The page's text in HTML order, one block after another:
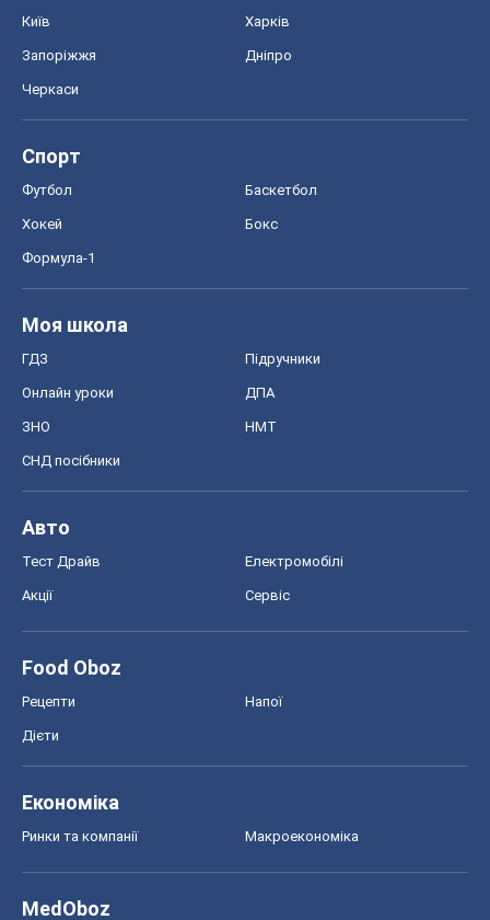
Київ Харків
Запоріжжя Дніпро
Черкаси
Спорт
Футбол Баскетбол
Хокей Бокс
Формула-1
Моя школа
ГДЗ Підручники
Онлайн уроки ДПА
ЗНО НМТ
СНД посібники
Авто
Тест Драйв Електромобілі
Акції Сервіс
Food Oboz
Рецепти Напої
Дієти
Економіка
Ринки та компанії Макроекономіка
MedOboz